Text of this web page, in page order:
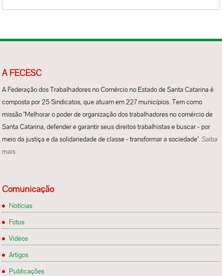
A FECESC
A Federação dos Trabalhadores no Comércio no Estado de Santa Catarina é
composta por 25 Sindicatos, que atuam em 227 municípios. Tem como
missão "Melhorar o poder de organização dos trabalhadores no comércio de
Santa Catarina, defender e garantir seus direitos trabalhistas e buscar - por
meio da justiça e da solidariedade de classe - transformar a sociedade".Saiba
mais
Comunicação
Notícias
Fotos
Videos
Artigos
Publicações